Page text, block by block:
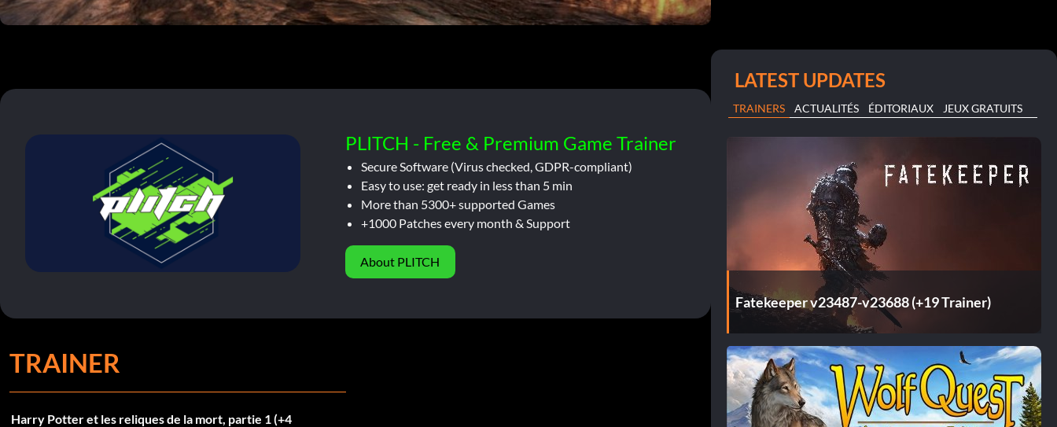
PLITCH - Free & Premium Game Trainer
Secure Software (Virus checked, GDPR-compliant)
Easy to use: get ready in less than 5 min
More than 5300+ supported Games
+1000 Patches every month & Support
About PLITCH
TRAINER
Harry Potter et les reliques de la mort, partie 1 (+4
LATEST UPDATES
TRAINERS ACTUALITÉS ÉDITORIAUX JEUX GRATUITS
Fatekeeper v23487-v23688 (+19 Trainer)